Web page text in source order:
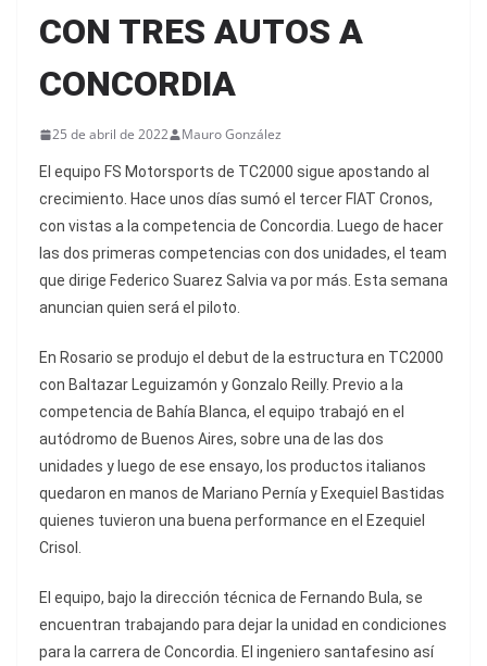
CON TRES AUTOS A
CONCORDIA
25 de abril de 2022 Mauro González
El equipo FS Motorsports de TC2000 sigue apostando al
crecimiento. Hace unos días sumó el tercer FIAT Cronos,
con vistas a la competencia de Concordia. Luego de hacer
las dos primeras competencias con dos unidades, el team
que dirige Federico Suarez Salvia va por más. Esta semana
anuncian quien será el piloto.
En Rosario se produjo el debut de la estructura en TC2000
con Baltazar Leguizamón y Gonzalo Reilly. Previo a la
competencia de Bahía Blanca, el equipo trabajó en el
autódromo de Buenos Aires, sobre una de las dos
unidades y luego de ese ensayo, los productos italianos
quedaron en manos de Mariano Pernía y Exequiel Bastidas
quienes tuvieron una buena performance en el Ezequiel
Crisol.
El equipo, bajo la dirección técnica de Fernando Bula, se
encuentran trabajando para dejar la unidad en condiciones
para la carrera de Concordia. El ingeniero santafesino así